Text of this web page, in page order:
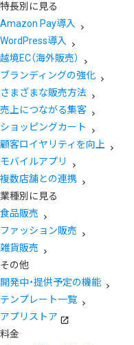
特長別に見る
Amazon Pay導入
WordPress導入
越境EC（海外販売）
ブランディングの強化
さまざまな販売方法
売上につながる集客
ショッピングカート
顧客ロイヤリティを向上
モバイルアプリ
複数店舗との連携
業種別に見る
食品販売
ファッション販売
雑貨販売
その他
開発中・提供予定の機能
テンプレート一覧
アプリストア
料金